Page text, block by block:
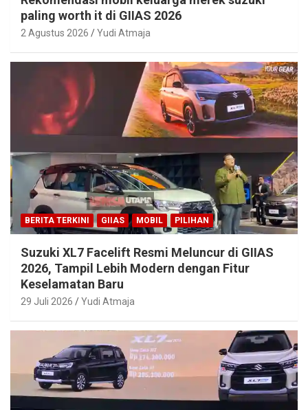
paling worth it di GIIAS 2026
2 Agustus 2026 Yudi Atmaja
BERITA TERKINI GIIAS MOBIL PILIHAN
Suzuki XL7 Facelift Resmi Meluncur di GIIAS
2026, Tampil Lebih Modern dengan Fitur
Keselamatan Baru
29 Juli 2026 Yudi Atmaja